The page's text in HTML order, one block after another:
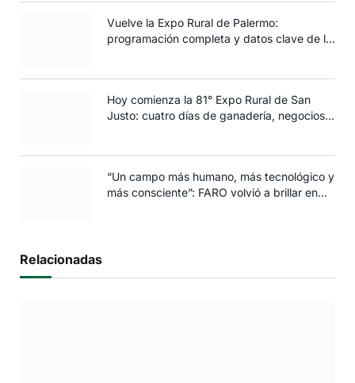
Vuelve la Expo Rural de Palermo:
programación completa y datos clave de la
Hoy comienza la 81° Expo Rural de San
Justo: cuatro días de ganadería, negocios y
“Un campo más humano, más tecnológico y
más consciente”: FARO volvió a brillar en
Relacionadas